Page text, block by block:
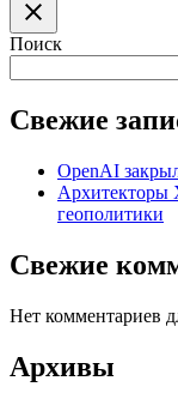
Поиск
Свежие
OpenAI
Архитекторы
геополитики
Свежие
Нет комментариев
Архивы